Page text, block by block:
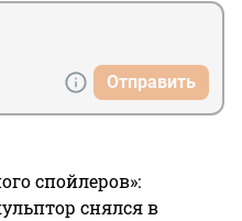
Отправить
спойлеров»:
снялся в